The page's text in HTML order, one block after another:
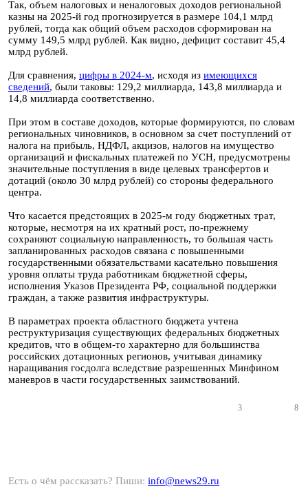
Так, объем налоговых и неналоговых доходов региональной
казны на 2025-й год прогнозируется в размере 104,1 млрд
рублей, тогда как общий объем расходов сформирован на
сумму 149,5 млрд рублей. Как видно, дефицит составит 45,4
млрд рублей.
Для сравнения, цифры в 2024-м, исходя из имеющихся
сведений, были таковы: 129,2 миллиарда, 143,8 миллиарда и
14,8 миллиарда соответственно.
При этом в составе доходов, которые формируются, по словам
региональных чиновников, в основном за счет поступлений от
налога на прибыль, НДФЛ, акцизов, налогов на имущество
организаций и фискальных платежей по УСН, предусмотрены
значительные поступления в виде целевых трансфертов и
дотаций (около 30 млрд рублей) со стороны федерального
центра.
Что касается предстоящих в 2025-м году бюджетных трат,
которые, несмотря на их кратный рост, по-прежнему
сохраняют социальную направленность, то большая часть
запланированных расходов связана с повышенными
государственными обязательствами касательно повышения
уровня оплаты труда работникам бюджетной сферы,
исполнения Указов Президента РФ, социальной поддержки
граждан, а также развития инфраструктуры.
В параметрах проекта областного бюджета учтена
реструктуризация существующих федеральных бюджетных
кредитов, что в общем-то характерно для большинства
российских дотационных регионов, учитывая динамику
наращивания госдолга вследствие разрешенных Минфином
маневров в части государственных заимствований.
3 8
Есть о чём рассказать? Пиши: info@news29.ru